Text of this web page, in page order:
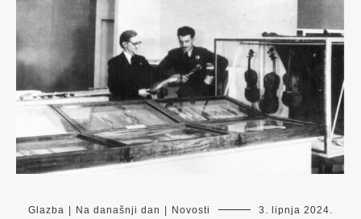
Glazba Na današnji dan Novosti 3. lipnja 2024.